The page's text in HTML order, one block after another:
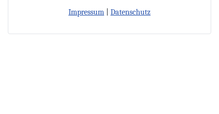
Impressum Datenschutz